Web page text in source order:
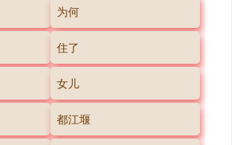
为何
住了
女儿
都江堰